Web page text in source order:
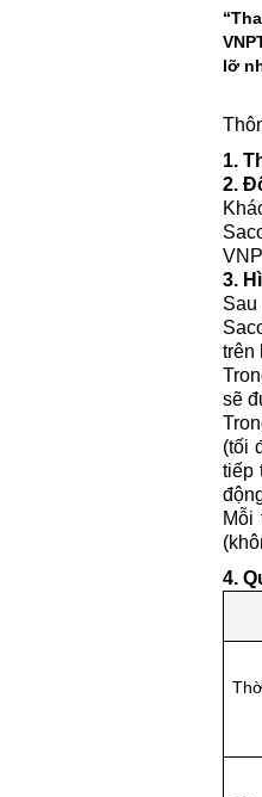
lỡ
1.
2.
3.
trên
sẽ
(tối
tiếp
Mỗi
4.